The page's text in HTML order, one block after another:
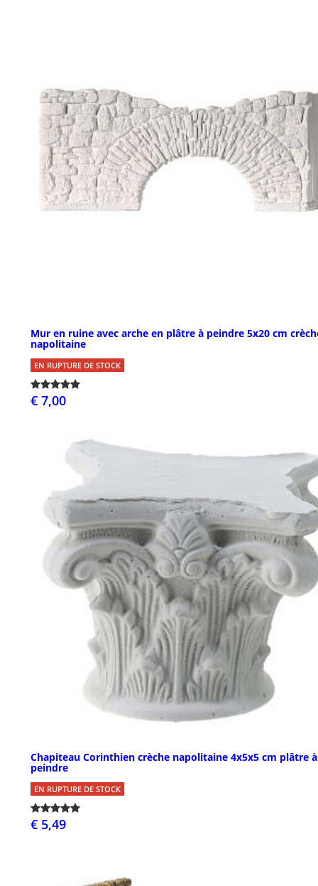
Mur en ruine avec arche en plâtre à peindre 5x20 cm
napolitaine
EN RUPTURE DE STOCK
€ 7,00
Chapiteau Corinthien crèche napolitaine 4x5x5 cm plâtre à
peindre
EN RUPTURE DE STOCK
€ 5,49